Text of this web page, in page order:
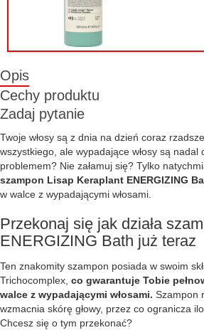
Opis
Cechy produktu
Zadaj pytanie
Twoje włosy są z dnia na dzień coraz
wszystkiego, ale wypadające włosy są nadal
problemem? Nie załamuj się? Tylko
szampon Lisap Keraplant ENERGIZING
w walce z wypadającymi włosami.
Przekonaj się jak działa
ENERGIZING Bath już teraz
Ten znakomity szampon posiada w swoim
Trichocomplex, co gwarantuje Tobie
walce z wypadającymi włosami. Szampon
wzmacnia skórę głowy, przez co ogranicza
Chcesz się o tym przekonać?